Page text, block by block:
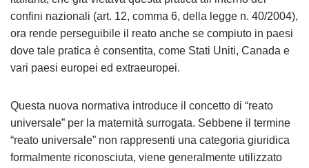
confini nazionali (art. 12, comma 6, della legge n. 40/2004),
ora rende perseguibile il reato anche se compiuto in paesi
dove tale pratica è consentita, come Stati Uniti, Canada e
vari paesi europei ed extraeuropei​.
Questa nuova normativa introduce il concetto di “reato
universale” per la maternità surrogata. Sebbene il termine
“reato universale” non rappresenti una categoria giuridica
formalmente riconosciuta, viene generalmente utilizzato